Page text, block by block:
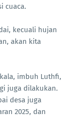
cuaca.
kecuali hujan
akan kita
imbuh Luthfi,
juga dilakukan.
desa juga
2025, dan